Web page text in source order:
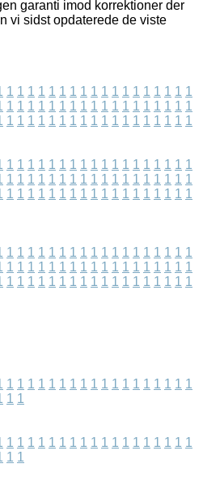
garanti imod korrektioner der
vi sidst opdaterede de viste
1 1 1 1 1 1 1 1 1 1 1 1 1 1 1 1 1 1
1 1 1 1 1 1 1 1 1 1 1 1 1 1 1 1 1 1
1 1 1 1 1 1 1 1 1 1 1 1 1 1 1 1 1 1
1 1 1 1 1 1 1 1 1 1 1 1 1 1 1 1 1 1
1 1 1 1 1 1 1 1 1 1 1 1 1 1 1 1 1 1
1 1 1 1 1 1 1 1 1 1 1 1 1 1 1 1 1 1
1 1 1 1 1 1 1 1 1 1 1 1 1 1 1 1 1 1
1 1 1 1 1 1 1 1 1 1 1 1 1 1 1 1 1 1
1 1 1 1 1 1 1 1 1 1 1 1 1 1 1 1 1 1
1 1 1 1 1 1 1 1 1 1 1 1 1 1 1 1 1 1
1 1
1 1 1 1 1 1 1 1 1 1 1 1 1 1 1 1 1 1
1 1